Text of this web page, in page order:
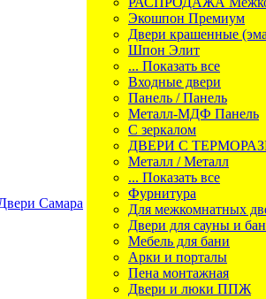
Экошпон Премиум
Двери крашенные
Шпон Элит
... Показать все
Входные двери
Панель / Панель
Металл-МДФ Панель
С зеркалом
ДВЕРИ С
Металл / Металл
... Показать все
Фурнитура
Для межкомнатных
Двери для сауны и
Мебель для бани
Арки и порталы
Пена монтажная
Двери и люки ППЖ